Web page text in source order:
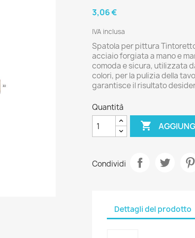
3,06 €
IVA inclusa
Spatola per pittura Tintoretto
acciaio forgiata a mano e
comoda e sicura, utilizzata
colori, per la pulizia della
garantisce il risultato
Quantità

Condividi
Dettagli del prodotto